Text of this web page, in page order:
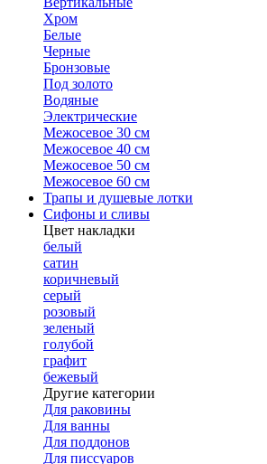
Хром
Белые
Черные
Бронзовые
Под золото
Водяные
Электрические
Межосевое 30 см
Межосевое 40 см
Межосевое 50 см
Межосевое 60 см
Трапы и душевые лотки
Сифоны и сливы
Цвет накладки
белый
сатин
коричневый
серый
розовый
зеленый
голубой
графит
бежевый
Другие категории
Для раковины
Для ванны
Для поддонов
Для писсуаров